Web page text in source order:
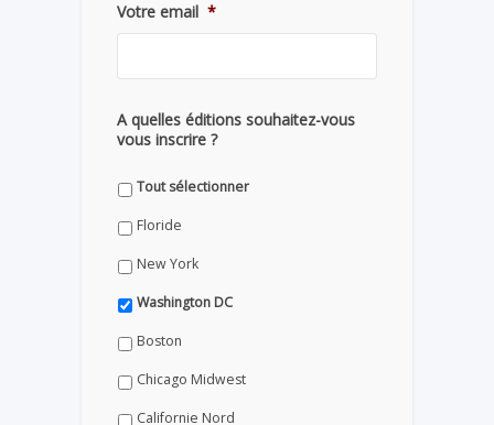
Votre email *
A quelles éditions souhaitez-vous
vous inscrire ?
Tout sélectionner
Floride
New York
Washington DC
Boston
Chicago Midwest
Californie Nord